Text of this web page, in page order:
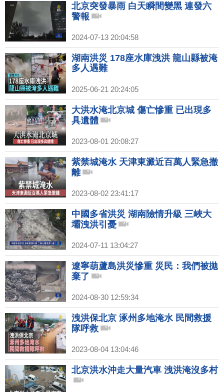
北京突發暴雨 白天瞬間變黑 連發六
警報
2024-07-13 20:04:58
湖南洪災 178座水庫洩洪 龍山縣被淹
多人遇難
2025-06-21 20:24:05
大洪水淹北京城 傷亡慘重 已出現多
具遺體
2023-08-01 20:08:27
紫禁城淹水 天津東澱近百萬人緊急撤
離
2023-08-02 23:41:17
中國多省洪災 湖南險情升級 三峽大
壩洩洪引憂
2024-07-11 13:04:27
遼寧葫蘆島洪災慘重 災民：我們被拋
棄了
2024-08-30 12:59:34
洩洪保北京 涿州多地淹水 民間救援
隊呼救
2023-08-04 13:04:46
北京洪水沖走大量汽車 洩洪淹沒多村